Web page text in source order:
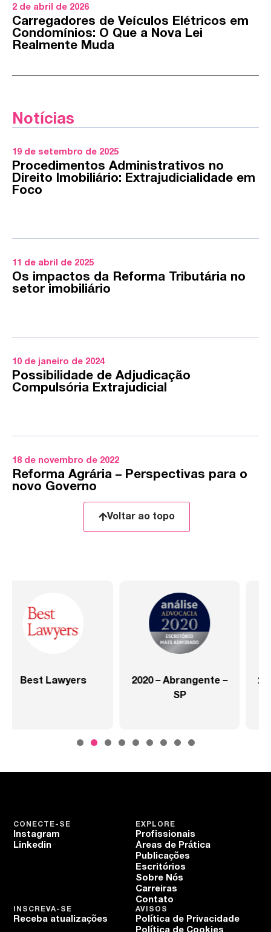
2 de abril de 2026
Carregadores de Veículos Elétricos em
Condomínios: O Que a Nova Lei
Realmente Muda
Notícias
19 de setembro de 2025
Procedimentos Administrativos no
Direito Imobiliário: Extrajudicialidade em
Foco
11 de abril de 2025
Os impactos da Reforma Tributária no
setor imobiliário
10 de janeiro de 2024
Possibilidade de Adjudicação
Compulsória Extrajudicial
18 de novembro de 2022
Reforma Agrária – Perspectivas para o
novo Governo
Voltar ao topo
2020 – Abrangente –
2020 – Abrangente –
Setor Saúde
EXPLORE
Profissionais
Áreas de Prática
Publicações
Escritórios
Sobre Nós
Carreiras
Contato
CONECTE-SE
Instagram
Linkedin
AVISOS
Política de Privacidade
Política de Cookies
INSCREVA-SE
Receba atualizações